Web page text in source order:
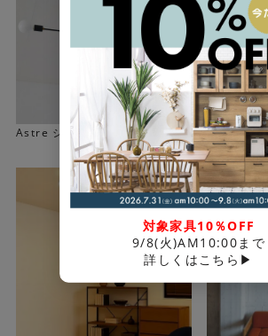
＜可動式のアーム＞
4本の可動アームによりお好きな形状に
Astre シーリングランプ Heroult シ
対象家具10％OFF
9/8(火)AM10:00まで
詳しくはこちら▶